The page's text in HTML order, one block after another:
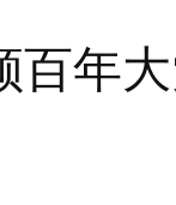
百年